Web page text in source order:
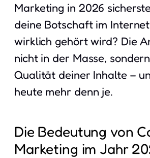
Marketing in 2026
deine Botschaft im
wirklich gehört wird? Die
nicht in der Masse,
Qualität deiner Inhalte –
heute mehr denn je.
Die Bedeutung von
Marketing im Jahr